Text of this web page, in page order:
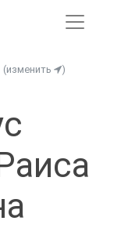
(изменить )